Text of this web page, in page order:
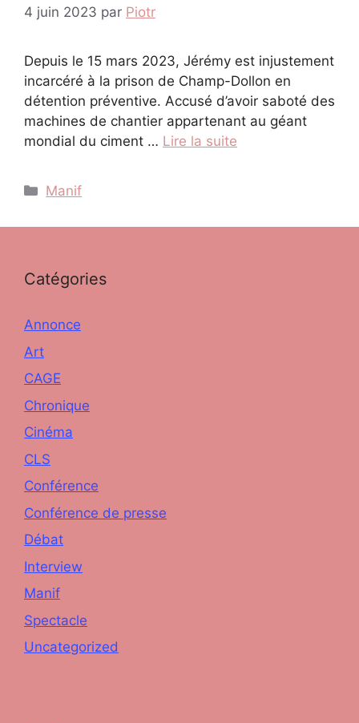
4 juin 2023 par Piotr
Depuis le 15 mars 2023, Jérémy est injustement
incarcéré à la prison de Champ-Dollon en
détention préventive. Accusé d’avoir saboté des
machines de chantier appartenant au géant
mondial du ciment … Lire la suite
Catégories
Manif
Catégories
Annonce
Art
CAGE
Chronique
Cinéma
CLS
Conférence
Conférence de presse
Débat
Interview
Manif
Spectacle
Uncategorized